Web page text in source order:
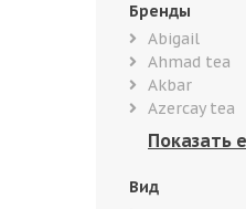
Бренды
Abigail
Ahmad tea
Akbar
Azercay tea
Вид